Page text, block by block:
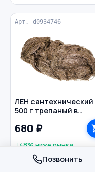
Арт. d0934746
ЛЕН сантехнический
500 г трепаный в
680 ₽
↓48% ниже рынка
Позвонить